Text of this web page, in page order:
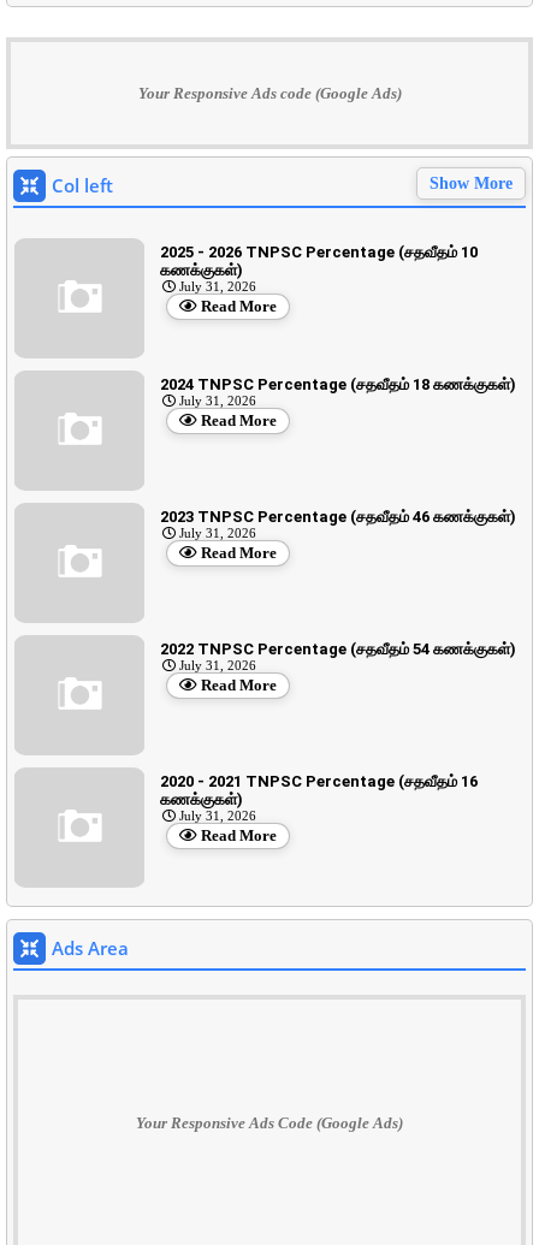
Your Responsive Ads code (Google Ads)
Col left Show More
2025 - 2026 TNPSC Percentage (சதவீதம் 10
கணக்குகள்)
July 31, 2026
Read More
2024 TNPSC Percentage (சதவீதம் 18 கணக்குகள்)
July 31, 2026
Read More
2023 TNPSC Percentage (சதவீதம் 46 கணக்குகள்)
July 31, 2026
Read More
2022 TNPSC Percentage (சதவீதம் 54 கணக்குகள்)
July 31, 2026
Read More
2020 - 2021 TNPSC Percentage (சதவீதம் 16
கணக்குகள்)
July 31, 2026
Read More
Ads Area
Your Responsive Ads Code (Google Ads)